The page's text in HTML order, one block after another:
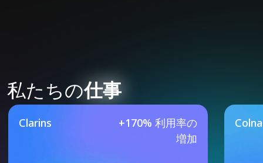
私たちの仕事
Our Featured Case Studies
Clarins
+170% 利用率の
増加